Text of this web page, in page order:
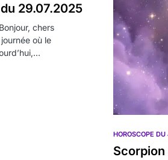
29.07.2025
chers
où le
HOROSCOPE DU
Scorpion